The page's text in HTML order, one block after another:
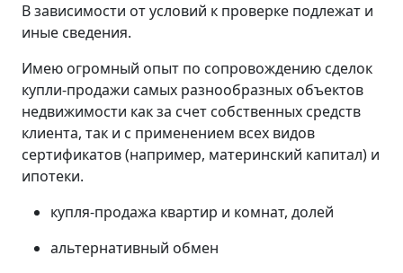
В зависимости от условий к проверке подлежат и
иные сведения.
Имею огромный опыт по сопровождению сделок
купли-продажи самых разнообразных объектов
недвижимости как за счет собственных средств
клиента, так и с применением всех видов
сертификатов (например, материнский капитал) и
ипотеки.
купля-продажа квартир и комнат, долей
альтернативный обмен